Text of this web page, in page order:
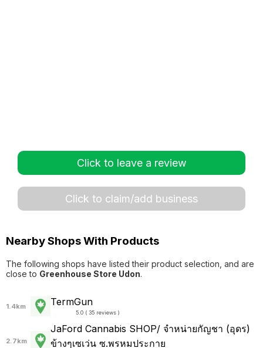
Click to leave a review
Click to claim/add business
Nearby Shops With Products
The following shops have listed their product selection, and are
close to Greenhouse Store​ Udon.
1.4km TermGun
5.0 ( 35 reviews )
2.7km
JaFord Cannabis SHOP/ จำหน่ายกัญชา (อุดร)
ข้างๆเซเว่น ซ.พรหมประกาย